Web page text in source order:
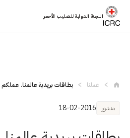
اللجنة الدولية للصليب الأحمر
عملنا بطاقات بريدية عالمنا. عملكم
منشور 18-02-2016